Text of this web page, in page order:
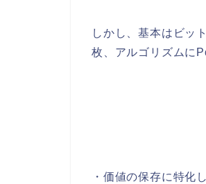
しかし、基本はビッ
枚、アルゴリズムに
・価値の保存に特化